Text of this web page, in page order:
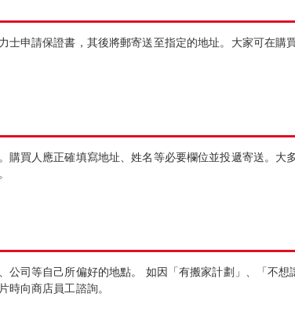
士申請保證書，其後將郵寄送至指定的地址。大家可在購
購買人應正確填寫地址、姓名等必要欄位並投遞寄送。大
司等自己所偏好的地點。 如因「有搬家計劃」、「不
時向商店員工諮詢。